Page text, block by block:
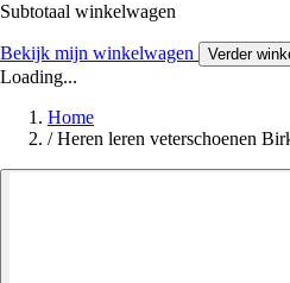
Subtotaal winkelwagen
Bekijk mijn winkelwagen Verder
Loading...
Home
/ Heren leren veterschoenen